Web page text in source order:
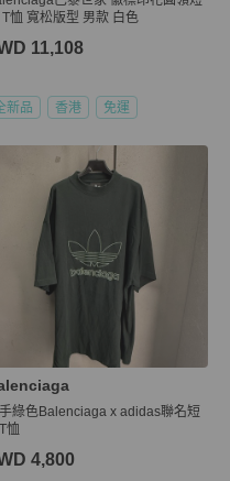
恤 寬松版型 男款 白色
11,108
新品 香港 免運
綠色Balenciaga x adidas聯名短
恤
4,800